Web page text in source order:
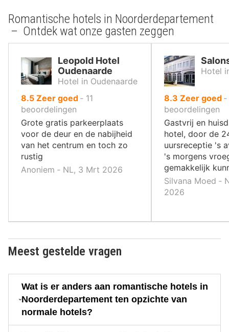
Romantische hotels in Noorderdepartement
– Ontdek wat onze gasten zeggen
Leopold Hotel
Oudenaarde
Hotel in Oudenaarde
8.5uit
10
,
Zeer goed ‐ 11
beoordelingen
Grote gratis parkeerplaats
voor de deur en de nabijheid
van het centrum en toch zo
rustig
Anoniem ‐ NL, 3 Mrt 2026
Hotel
8.3 uit
10
,
Zeer goed ‐
beoordelingen
Gastvrij en
hotel, door de
uursreceptie 's
's morgens
gemakkelijk
Silvana Moed ‐
2026
Meest gestelde vragen
Wat is er anders aan romantische hotels in
Noorderdepartement ten opzichte van
normale hotels?